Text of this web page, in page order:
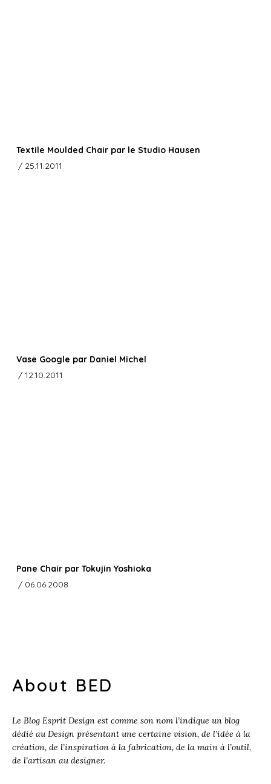
Textile Moulded Chair par le Studio Hausen
/ 25.11.2011
Vase Google par Daniel Michel
/ 12.10.2011
Pane Chair par Tokujin Yoshioka
/ 06.06.2008
About BED
Le Blog Esprit Design est comme son nom l’indique un blog
dédié au Design présentant une certaine vision, de l’idée à la
création, de l’inspiration à la fabrication, de la main à l’outil,
de l’artisan au designer.